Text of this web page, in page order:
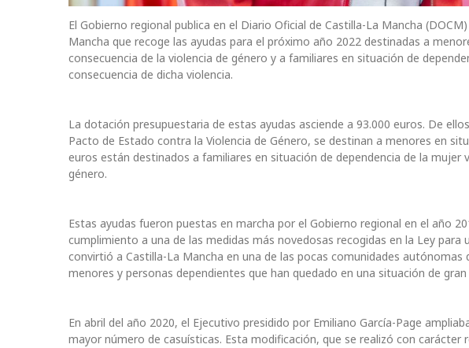
El Gobierno regional publica en el Diario Oficial de Castilla-La Mancha
Mancha que recoge las ayudas para el próximo año 2022 destinadas a
consecuencia de la violencia de género y a familiares en situación de
consecuencia de dicha violencia.
La dotación presupuestaria de estas ayudas asciende a 93.000 euros. De
Pacto de Estado contra la Violencia de Género, se destinan a menores en
euros están destinados a familiares en situación de dependencia de la
género.
Estas ayudas fueron puestas en marcha por el Gobierno regional en el año
cumplimiento a una de las medidas más novedosas recogidas en la Ley para
convirtió a Castilla-La Mancha en una de las pocas comunidades
menores y personas dependientes que han quedado en una situación de gran
En abril del año 2020, el Ejecutivo presidido por Emiliano García-Page
mayor número de casuísticas. Esta modificación, que se realizó con